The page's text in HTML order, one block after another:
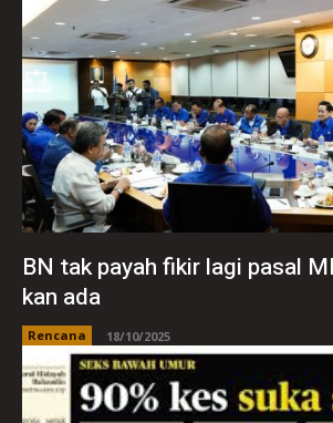
BN tak payah fikir lagi pasal
kan ada
Rencana 18/10/2025